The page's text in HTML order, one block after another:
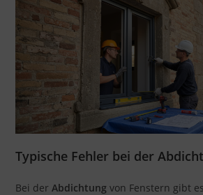
Typische Fehler bei der
Bei derAbdichtung von Fenstern gibt